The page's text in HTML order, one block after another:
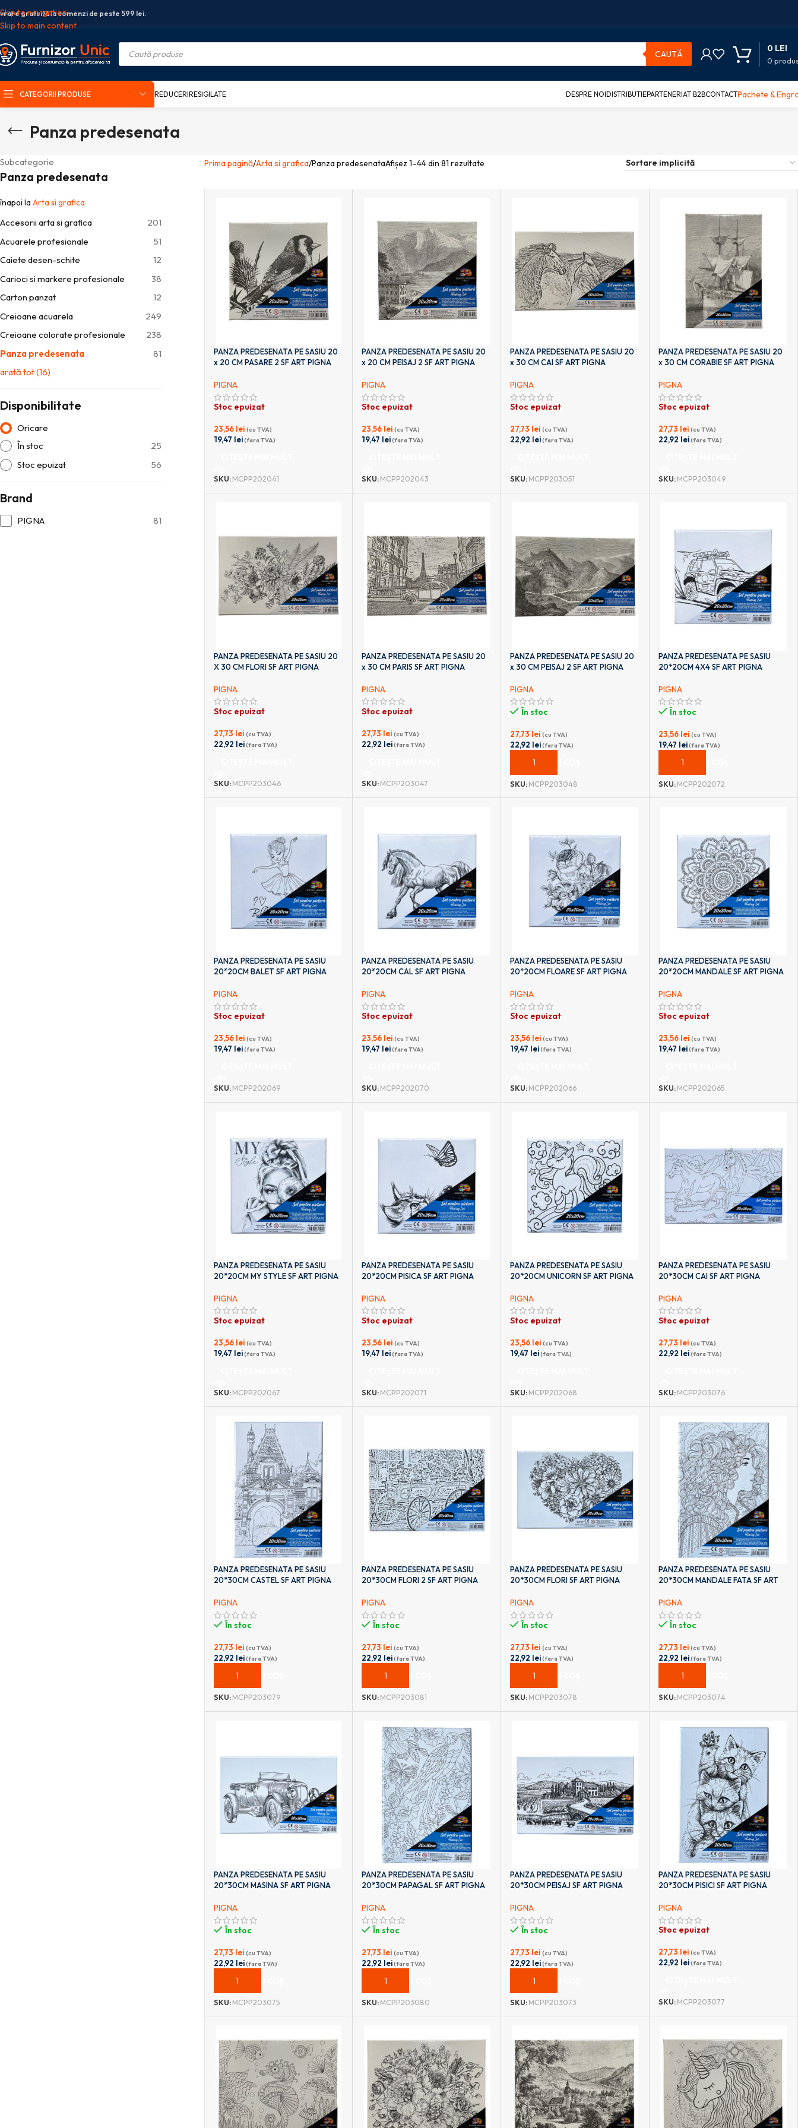
Skip to navigation
Skip to main content
gratuită la comenzi de peste 599 lei.
CAUTĂ
0
0 LEI
CATEGORII PRODUSE REDUCERIRESIGILATE DESPRE NOIDISTRIBUTIEPARTENERIAT B2BCONTACTPachete &
Panza predesenata
Subcategorie
Panza predesenata
înapoi la Arta si grafica
Accesorii arta si grafica
201
Acuarele profesionale
51
Caiete desen-schite
12
Carioci si markere profesionale
38
Carton panzat
12
Creioane acuarela
249
Creioane colorate profesionale
238
Panza predesenata
81
arată tot(16)
Disponibilitate
Oricare
În stoc
25
Stoc epuizat
56
Brand
PIGNA 81
Prima pagină Arta si grafica Panza predesenataAfișez 1–44 din 81 rezultate
PANZA PREDESENATA PE SASIU 20
x 20 CM PASARE 2 SF ART PIGNA
PIGNA
Stoc epuizat
23,56 lei (cu TVA)
19,47 lei(fara TVA)
SKU:MCPP202041
PANZA PREDESENATA PE SASIU 20
x 20 CM PEISAJ 2 SF ART PIGNA
PIGNA
Stoc epuizat
23,56 lei (cu TVA)
19,47 lei(fara TVA)
SKU:MCPP202043
PANZA PREDESENATA PE SASIU 20
x 30 CM CAI SF ART PIGNA
PIGNA
Stoc epuizat
27,73 lei (cu TVA)
22,92 lei(fara TVA)
SKU:MCPP203051
PANZA PREDESENATA PE SASIU 20
x 30 CM CORABIE SF ART PIGNA
PIGNA
Stoc epuizat
27,73 lei (cu TVA)
22,92 lei(fara TVA)
SKU:MCPP203049
PANZA PREDESENATA PE SASIU 20
X 30 CM FLORI SF ART PIGNA
PIGNA
Stoc epuizat
27,73 lei (cu TVA)
22,92 lei(fara TVA)
SKU:MCPP203046
PANZA PREDESENATA PE SASIU 20
x 30 CM PARIS SF ART PIGNA
PIGNA
Stoc epuizat
27,73 lei (cu TVA)
22,92 lei(fara TVA)
SKU:MCPP203047
PANZA PREDESENATA PE SASIU 20
x 30 CM PEISAJ 2 SF ART PIGNA
PIGNA
În stoc
27,73 lei (cu TVA)
22,92 lei(fara TVA)
ADAUGĂ ÎN COȘ
SKU:MCPP203048
PANZA PREDESENATA PE SASIU
20*20CM 4X4 SF ART PIGNA
PIGNA
În stoc
23,56 lei (cu TVA)
19,47 lei(fara TVA)
ADAUGĂ ÎN COȘ
SKU:MCPP202072
PANZA PREDESENATA PE SASIU
20*20CM BALET SF ART PIGNA
PIGNA
Stoc epuizat
23,56 lei (cu TVA)
19,47 lei(fara TVA)
SKU:MCPP202069
PANZA PREDESENATA PE SASIU
20*20CM CAL SF ART PIGNA
PIGNA
Stoc epuizat
23,56 lei (cu TVA)
19,47 lei(fara TVA)
SKU:MCPP202070
PANZA PREDESENATA PE SASIU
20*20CM FLOARE SF ART PIGNA
PIGNA
Stoc epuizat
23,56 lei (cu TVA)
19,47 lei(fara TVA)
SKU:MCPP202066
PANZA PREDESENATA PE SASIU
20*20CM MANDALE SF ART PIGNA
PIGNA
Stoc epuizat
23,56 lei (cu TVA)
19,47 lei(fara TVA)
SKU:MCPP202065
PANZA PREDESENATA PE SASIU
20*20CM MY STYLE SF ART PIGNA
PIGNA
Stoc epuizat
23,56 lei (cu TVA)
19,47 lei(fara TVA)
SKU:MCPP202067
PANZA PREDESENATA PE SASIU
20*20CM PISICA SF ART PIGNA
PIGNA
Stoc epuizat
23,56 lei (cu TVA)
19,47 lei(fara TVA)
SKU:MCPP202071
PANZA PREDESENATA PE SASIU
20*20CM UNICORN SF ART PIGNA
PIGNA
Stoc epuizat
23,56 lei (cu TVA)
19,47 lei(fara TVA)
SKU:MCPP202068
PANZA PREDESENATA PE SASIU
20*30CM CAI SF ART PIGNA
PIGNA
Stoc epuizat
27,73 lei (cu TVA)
22,92 lei(fara TVA)
SKU:MCPP203076
PANZA PREDESENATA PE SASIU
20*30CM CASTEL SF ART PIGNA
PIGNA
În stoc
27,73 lei (cu TVA)
22,92 lei(fara TVA)
ADAUGĂ ÎN COȘ
SKU:MCPP203079
PANZA PREDESENATA PE SASIU
20*30CM FLORI 2 SF ART PIGNA
PIGNA
În stoc
27,73 lei (cu TVA)
22,92 lei(fara TVA)
ADAUGĂ ÎN COȘ
SKU:MCPP203081
PANZA PREDESENATA PE SASIU
20*30CM FLORI SF ART PIGNA
PIGNA
În stoc
27,73 lei (cu TVA)
22,92 lei(fara TVA)
ADAUGĂ ÎN COȘ
SKU:MCPP203078
PANZA PREDESENATA PE SASIU
20*30CM MANDALE FATA SF ART
PIGNA
În stoc
27,73 lei (cu TVA)
22,92 lei(fara TVA)
ADAUGĂ ÎN COȘ
SKU:MCPP203074
PANZA PREDESENATA PE SASIU
20*30CM MASINA SF ART PIGNA
PIGNA
În stoc
27,73 lei (cu TVA)
22,92 lei(fara TVA)
ADAUGĂ ÎN COȘ
SKU:MCPP203075
PANZA PREDESENATA PE SASIU
20*30CM PAPAGAL SF ART PIGNA
PIGNA
În stoc
27,73 lei (cu TVA)
22,92 lei(fara TVA)
ADAUGĂ ÎN COȘ
SKU:MCPP203080
PANZA PREDESENATA PE SASIU
20*30CM PEISAJ SF ART PIGNA
PIGNA
În stoc
27,73 lei (cu TVA)
22,92 lei(fara TVA)
ADAUGĂ ÎN COȘ
SKU:MCPP203073
PANZA PREDESENATA PE SASIU
20*30CM PISICI SF ART PIGNA
PIGNA
Stoc epuizat
27,73 lei (cu TVA)
22,92 lei(fara TVA)
SKU:MCPP203077